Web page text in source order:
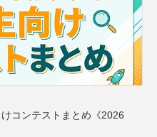
コンテストまとめ《2026